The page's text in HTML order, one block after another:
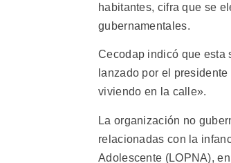
habitantes, cifra que se
gubernamentales.
Cecodap indicó que esta
lanzado por el
viviendo en la calle».
La organización no
relacionadas con la
Adolescente (LOPNA),